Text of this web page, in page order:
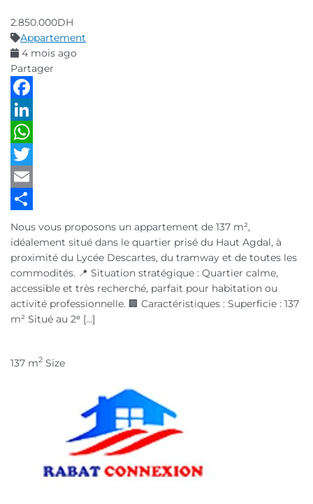
2.850.000DH
Appartement
4 mois ago
Partager
Facebook
LinkedIn
WhatsApp
Twitter
Email
Partager
Nous vous proposons un appartement de 137 m²,
idéalement situé dans le quartier prisé du Haut Agdal, à
proximité du Lycée Descartes, du tramway et de toutes les
commodités. 📍 Situation stratégique : Quartier calme,
accessible et très recherché, parfait pour habitation ou
activité professionnelle. 🏢 Caractéristiques : Superficie : 137
m² Situé au 2ᵉ […]
137 m2 Size